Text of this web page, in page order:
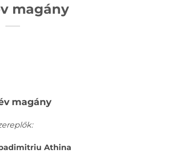
magány
magány
Athina